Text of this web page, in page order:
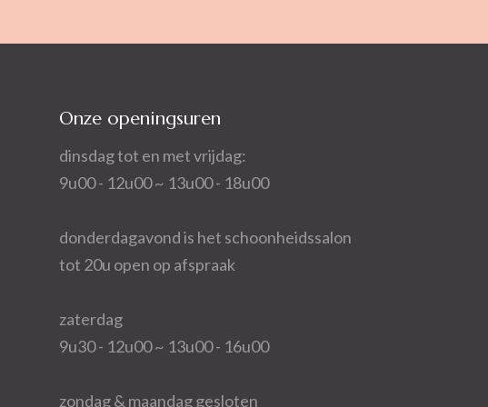
Onze openingsuren
dinsdag tot en met vrijdag:
9u00 - 12u00 ~ 13u00 - 18u00
donderdagavond is het schoonheidssalon
tot 20u open op afspraak
zaterdag
9u30 - 12u00 ~ 13u00 - 16u00
zondag & maandag gesloten